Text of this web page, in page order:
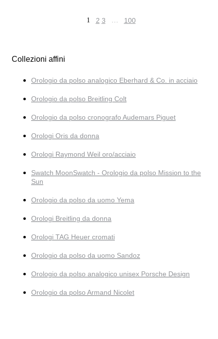
1 2 3 … 100
Collezioni affini
Orologio da polso analogico Eberhard & Co. in acciaio
Orologio da polso Breitling Colt
Orologio da polso cronografo Audemars Piguet
Orologi Oris da donna
Orologi Raymond Weil oro/acciaio
Swatch MoonSwatch - Orologio da polso Mission to the
Sun
Orologio da polso da uomo Yema
Orologi Breitling da donna
Orologi TAG Heuer cromati
Orologio da polso da uomo Sandoz
Orologio da polso analogico unisex Porsche Design
Orologio da polso Armand Nicolet